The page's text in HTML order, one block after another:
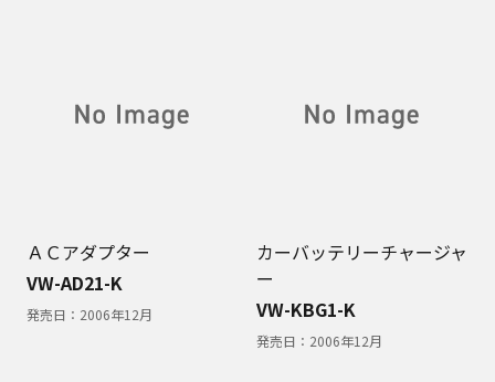
ＡＣアダプター
VW-AD21-K
発売日： 2006年12月
カーバッテリーチャージャ
ー
VW-KBG1-K
発売日： 2006年12月